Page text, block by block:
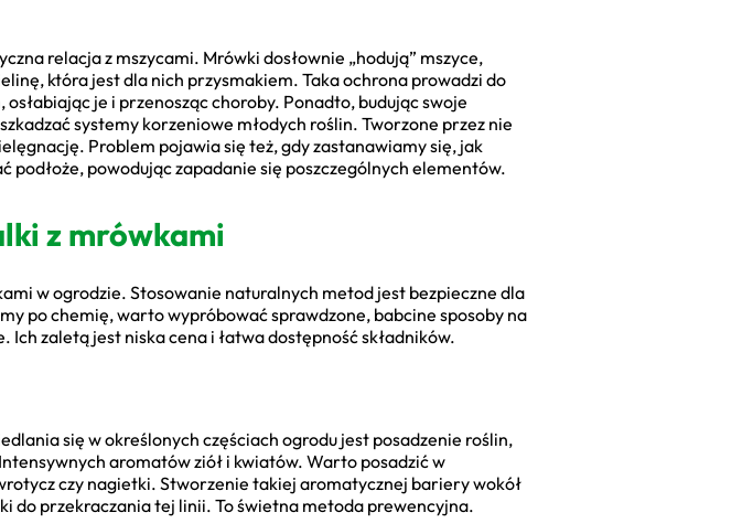
relacja z mszycami. Mrówki dosłownie „hodują” mszyce,
która jest dla nich przysmakiem. Taka ochrona prowadzi do
je i przenosząc choroby. Ponadto, budując swoje
systemy korzeniowe młodych roślin. Tworzone przez nie
Problem pojawia się też, gdy zastanawiamy się, jak
powodując zapadanie się poszczególnych elementów.
z mrówkami
w ogrodzie. Stosowanie naturalnych metod jest bezpieczne dla
po chemię, warto wypróbować sprawdzone, babcine sposoby na
zaletą jest niska cena i łatwa dostępność składników.
się w określonych częściach ogrodu jest posadzenie roślin,
aromatów ziół i kwiatów. Warto posadzić w
czy nagietki. Stworzenie takiej aromatycznej bariery wokół
do przekraczania tej linii. To świetna metoda prewencyjna.